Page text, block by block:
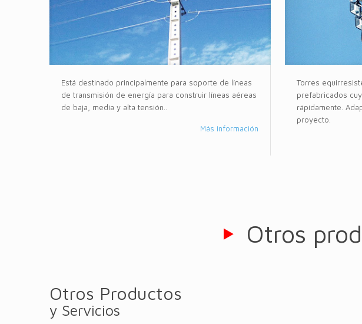
Está destinado principalmente para soporte de líneas
de transmisión de energía para construir líneas aéreas
de baja, media y alta tensión..
Más información
Torres
prefabricados
rápidamente.
proyecto.
Otros
Otros Productos
y Servicios